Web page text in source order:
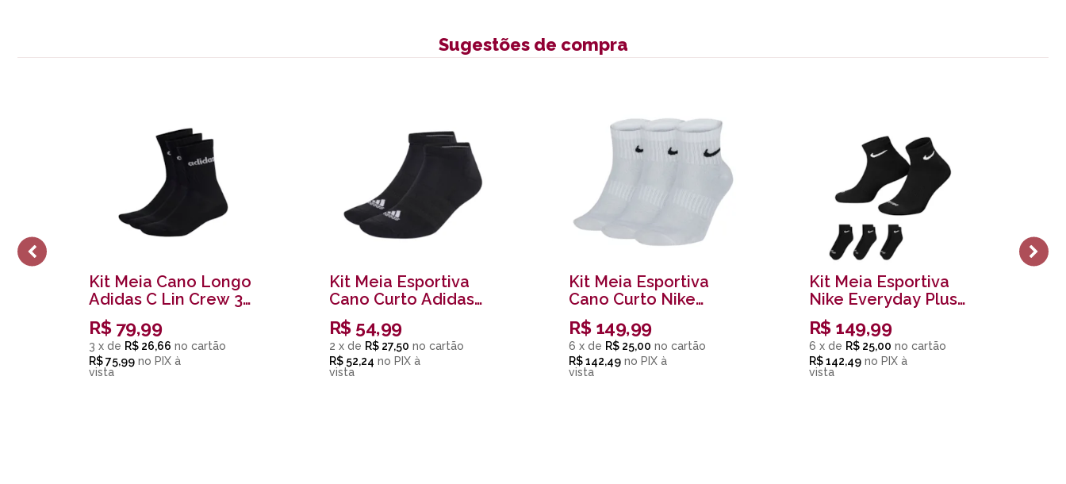
Sugestões de compra
Kit Meia Cano Longo
Adidas C Lin Crew 3P
Preto
R$ 79,99
3 x de R$ 26,66
R$ 75,99 no PIX
Kit Meia Esportiva
Cano Curto Adidas
Unissex Preto
R$ 54,99
2 x de R$ 27,50
R$ 52,24 no PIX
Kit Meia Esportiva
Cano Curto Nike
Unissex Branco
R$ 149,99
6 x de R$ 25,00
R$ 142,49 no PIX
Kit Meia Esportiva
Nike Everyday Plus
Cushioned Unissex
Preto
R$ 149,99
6 x de R$ 25,00
R$ 142,49 no PIX